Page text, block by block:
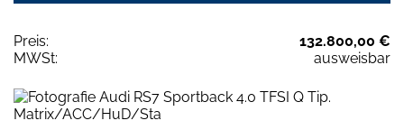
Preis:
132.800,00 €
MWSt:
ausweisbar